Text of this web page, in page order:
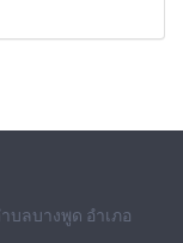
บลบางพูด อำเภอ